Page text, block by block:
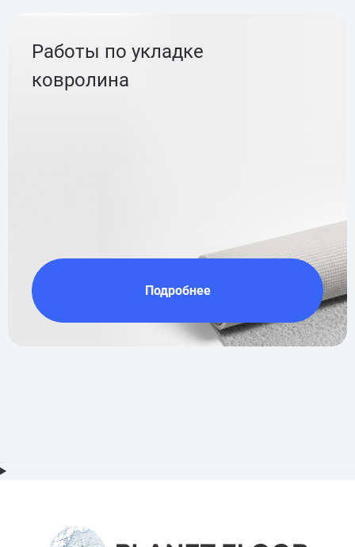
Работы по укладке
ковролина
Подробнее